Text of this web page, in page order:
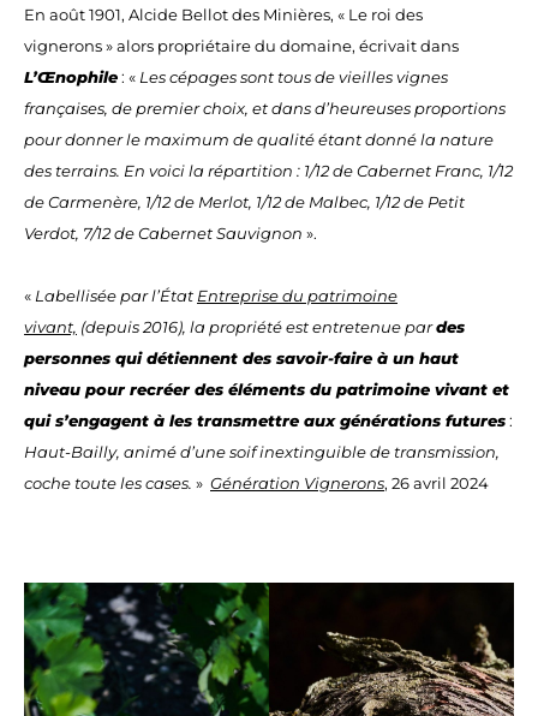
En août 1901, Alcide Bellot des Minières, « Le roi des
vignerons » alors propriétaire du domaine, écrivait dans
L’Œnophile: « Les cépages sont tous de vieilles vignes
françaises, de premier choix, et dans d’heureuses proportions
pour donner le maximum de qualité étant donné la nature
des terrains. En voici la répartition : 1/12 de Cabernet Franc, 1/12
de Carmenère, 1/12 de Merlot, 1/12 de Malbec, 1/12 de Petit
Verdot, 7/12 de Cabernet Sauvignon ».
« Labellisée par l’État Entreprise du patrimoine
vivant, (depuis 2016), la propriété est entretenue pardes
personnes qui détiennent des savoir-faire à un haut
niveau pour recréer des éléments du patrimoine vivant et
qui s’engagent à les transmettre aux générations futures:
Haut-Bailly, animé d’une soif inextinguible de transmission,
coche toute les cases. » Génération Vignerons, 26 avril 2024